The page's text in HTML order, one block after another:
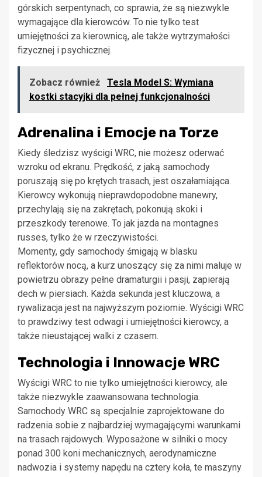
górskich serpentynach, co sprawia, że są niezwykle
wymagające dla kierowców. To nie tylko test
umiejętności za kierownicą, ale także wytrzymałości
fizycznej i psychicznej.
Zobacz również
Tesla Model S: Wymiana
kostki stacyjki dla pełnej funkcjonalności
Adrenalina i Emocje na Torze
Kiedy śledzisz wyścigi WRC, nie możesz oderwać
wzroku od ekranu. Prędkość, z jaką samochody
poruszają się po krętych trasach, jest oszałamiająca.
Kierowcy wykonują nieprawdopodobne manewry,
przechylają się na zakrętach, pokonują skoki i
przeszkody terenowe. To jak jazda na montagnes
russes, tylko że w rzeczywistości.
Momenty, gdy samochody śmigają w blasku
reflektorów nocą, a kurz unoszący się za nimi maluje w
powietrzu obrazy pełne dramaturgii i pasji, zapierają
dech w piersiach. Każda sekunda jest kluczowa, a
rywalizacja jest na najwyższym poziomie. Wyścigi WRC
to prawdziwy test odwagi i umiejętności kierowcy, a
także nieustającej walki z czasem.
Technologia i Innowacje WRC
Wyścigi WRC to nie tylko umiejętności kierowcy, ale
także niezwykle zaawansowana technologia.
Samochody WRC są specjalnie zaprojektowane do
radzenia sobie z najbardziej wymagającymi warunkami
na trasach rajdowych. Wyposażone w silniki o mocy
ponad 300 koni mechanicznych, aerodynamiczne
nadwozia i systemy napędu na cztery koła, te maszyny